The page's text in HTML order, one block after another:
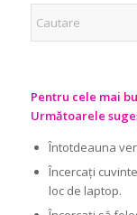
Pentru cele mai
Următoarele
Întotdeauna
Încercați
loc de laptop.